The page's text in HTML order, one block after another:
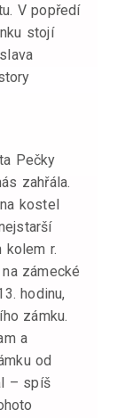
V popředí
stojí
Pečky
zahřála.
kostel
kolem r.
zámecké
hodinu,
zámku.
a
od
– spíš